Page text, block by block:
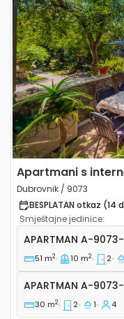
Previous
Apartmani s
Dubrovnik / 9073
BESPLATAN otkaz
Smještajne jedinice:
Dvosobni
APARTMAN A-
51 m2 10 m2 2
Apartman A-
APARTMAN A-
30 m2 2 1 4